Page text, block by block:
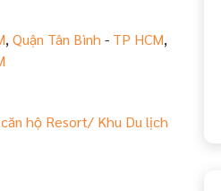
,Quận Tân Bình - TP HCM,
hộ Resort/ Khu Du lịch